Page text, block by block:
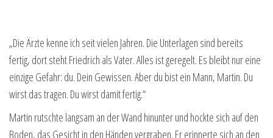
„Die Ärzte kenne ich seit vielen Jahren. Die Unterlagen sind bereits
fertig, dort steht Friedrich als Vater. Alles ist geregelt. Es bleibt nur eine
einzige Gefahr: du. Dein Gewissen. Aber du bist ein Mann, Martin. Du
wirst das tragen. Du wirst damit fertig.“
Martin rutschte langsam an der Wand hinunter und hockte sich auf den
Boden, das Gesicht in den Händen vergraben. Er erinnerte sich an den